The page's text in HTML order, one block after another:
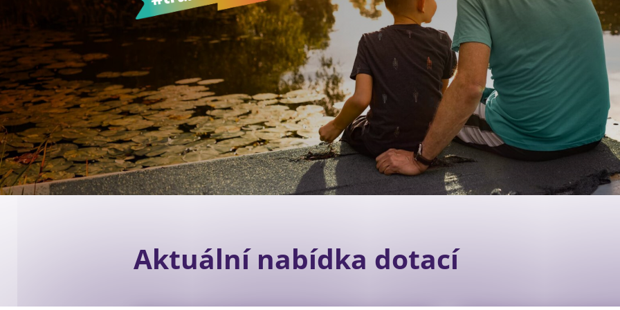
Galerie projektů Newsletter
Aktuální nabídka dotací